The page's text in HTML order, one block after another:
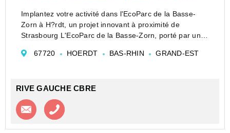
Implantez votre activité dans l'EcoParc de la Basse-
Zorn à H?rdt, un projet innovant à proximité de
Strasbourg L'EcoParc de la Basse-Zorn, porté par un
hospitalier en une zone d'activités écologiqu...
67720 HOERDT BAS-RHIN GRAND-EST
RIVE GAUCHE CBRE
Contacter l'agence